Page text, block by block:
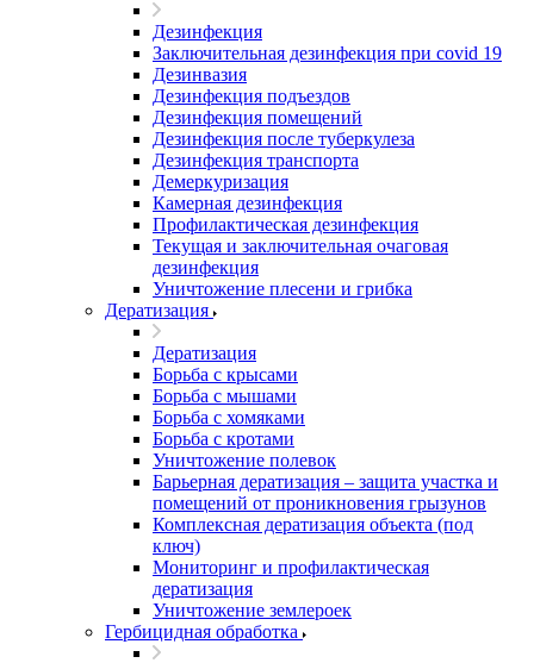
Дезинфекция
Заключительная дезинфекция при covid 19
Дезинвазия
Дезинфекция подъездов
Дезинфекция помещений
Дезинфекция после туберкулеза
Дезинфекция транспорта
Демеркуризация
Камерная дезинфекция
Профилактическая дезинфекция
Текущая и заключительная очаговая
дезинфекция
Уничтожение плесени и грибка
Дератизация
Дератизация
Борьба с крысами
Борьба с мышами
Борьба с хомяками
Борьба с кротами
Уничтожение полевок
Барьерная дератизация – защита участка и
помещений от проникновения грызунов
Комплексная дератизация объекта (под
ключ)
Мониторинг и профилактическая
дератизация
Уничтожение землероек
Гербицидная обработка